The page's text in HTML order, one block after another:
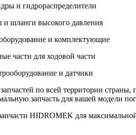
и гидрораспределители
и шланги высокого давления
и комплектующие
части для ходовой части
и датчики
по всей территории
запчасть для вашей модели
HIDROMEK для